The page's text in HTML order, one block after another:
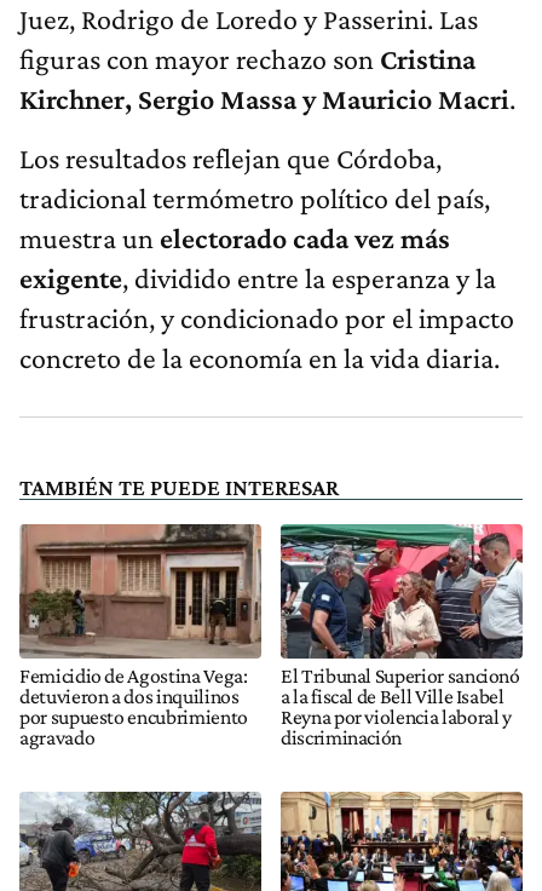
Juez, Rodrigo de Loredo y Passerini. Las
figuras con mayor rechazo son Cristina
Kirchner, Sergio Massa y Mauricio Macri.
Los resultados reflejan que Córdoba,
tradicional termómetro político del país,
muestra un electorado cada vez más
exigente, dividido entre la esperanza y la
frustración, y condicionado por el impacto
concreto de la economía en la vida diaria.
TAMBIÉN TE PUEDE INTERESAR
Femicidio de Agostina Vega:
detuvieron a dos inquilinos
por supuesto encubrimiento
agravado
El Tribunal Superior sancionó
a la fiscal de Bell Ville Isabel
Reyna por violencia laboral y
discriminación